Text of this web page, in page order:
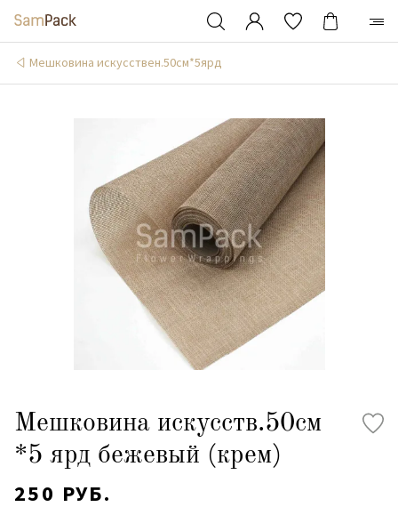
Мешковина искусствен.50см*5ярд
Мешковина искусств.50см
*5 ярд бежевый (крем)
250 РУБ.